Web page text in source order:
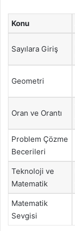
Konu
Sayılara Giriş
Geometri
Oran ve Orantı
Problem Çözme
Becerileri
Teknoloji ve
Matematik
Matematik
Sevgisi